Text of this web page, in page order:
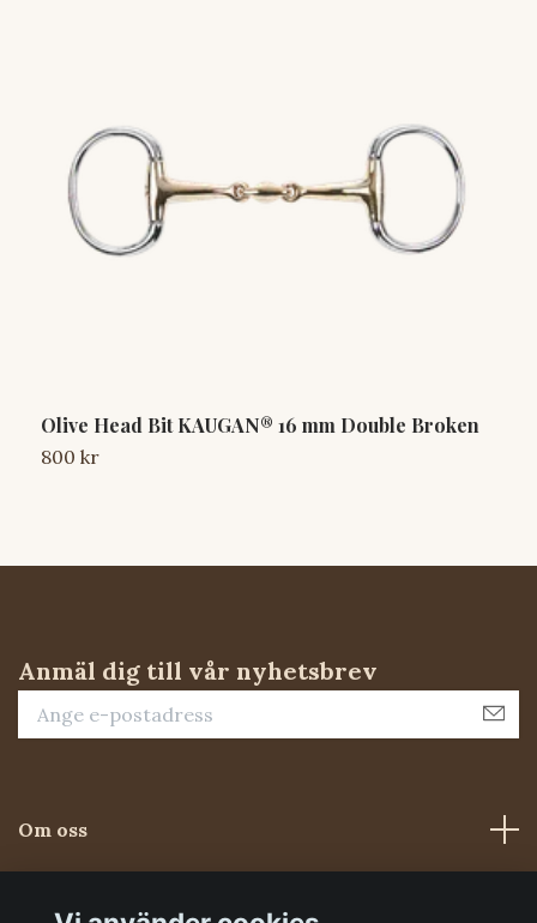
Olive Head Bit KAUGAN® 16 mm Double Broken
800 kr
Anmäl dig till vår nyhetsbrev
Om oss